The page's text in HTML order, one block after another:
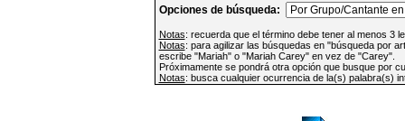
Opciones de búsqueda:
Notas: recuerda que el término debe tener al menos 3
Notas: para agilizar las búsquedas en "búsqueda por
escribe "Mariah" o "Mariah Carey" en vez de "Carey".
Próximamente se pondrá otra opción que busque por
Notas: busca cualquier ocurrencia de la(s) palabra(s)